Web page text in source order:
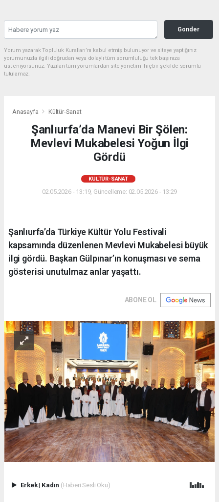
Gonder
Yorum yazarak Topluluk Kuralları’nı kabul etmiş bulunuyor ve siteye yaptığınız
yorumunuzla ilgili doğrudan veya dolaylı tüm sorumluluğu tek başınıza
üstleniyorsunuz. Yazılan tüm yorumlardan site yönetimi hiçbir şekilde sorumlu
tutulamaz.
Anasayfa Kültür-Sanat
Şanlıurfa’da Manevi Bir Şölen:
Mevlevi Mukabelesi Yoğun İlgi
Gördü
KÜLTÜR-SANAT
02.05.2026 - 13:19, Güncelleme: 02.05.2026 - 13:29
Şanlıurfa’da Türkiye Kültür Yolu Festivali
kapsamında düzenlenen Mevlevi Mukabelesi büyük
ilgi gördü. Başkan Gülpınar’ın konuşması ve sema
gösterisi unutulmaz anlar yaşattı.
ABONE OL
Erkek| Kadın (Haberi Sesli Oku)